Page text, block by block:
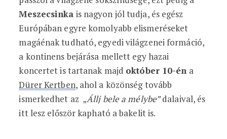
Meszecsinka is nagyon jól tudja, és egész
Európában egyre komolyabb elismeréseket
magáénak tudható, egyedi világzenei formáció,
a kontinens bejárása mellett egy hazai
koncertet is tartanak majd október 10-én a
Dürer Kertben, ahol a közönség tovább
ismerkedhet az „Állj bele a mélybe”dalaival, és
itt lesz először kapható a bakelit is.